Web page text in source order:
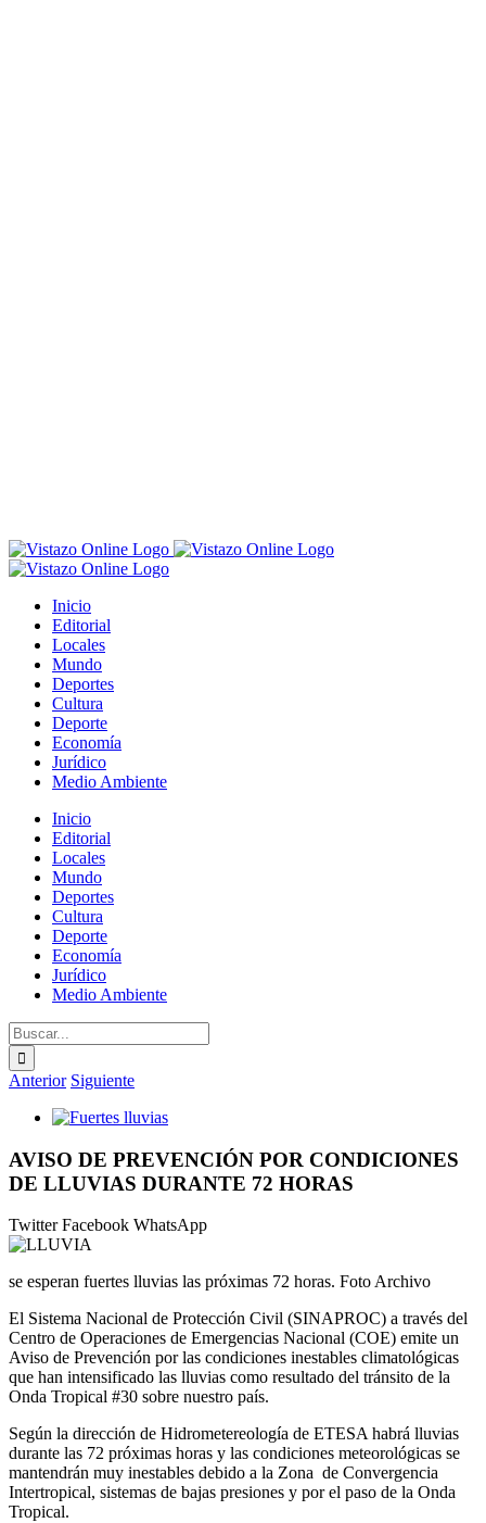
Inicio
Editorial
Locales
Mundo
Deportes
Cultura
Deporte
Economía
Jurídico
Medio Ambiente
Inicio
Editorial
Locales
Mundo
Deportes
Cultura
Deporte
Economía
Jurídico
Medio Ambiente
Buscar:
Anterior Siguiente
Ver
más
grande
AVISO DE PREVENCIÓN POR CONDICIONES
DE LLUVIAS DURANTE 72 HORAS
TwitterFacebook WhatsApp
se esperan fuertes lluvias las próximas 72 horas. Foto Archivo
El Sistema Nacional de Protección Civil (SINAPROC) a través del
Centro de Operaciones de Emergencias Nacional (COE) emite un
Aviso de Prevención por las condiciones inestables climatológicas
que han intensificado las lluvias como resultado del tránsito de la
Onda Tropical #30 sobre nuestro país.
Según la dirección de Hidrometereología de ETESA habrá lluvias
durante las 72 próximas horas y las condiciones meteorológicas se
mantendrán muy inestables debido a la Zona de Convergencia
Intertropical, sistemas de bajas presiones y por el paso de la Onda
Tropical.